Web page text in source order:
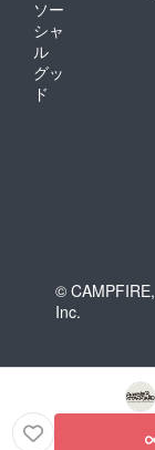
ソー
シャ
ル
グッ
ド
© CAMPFIRE,
Inc.